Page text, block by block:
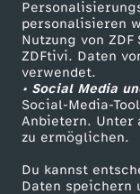
personalisieren
Nutzung von
ZDFtivi. Daten
verwendet.
• Social Media
Social-Media-
Anbietern. Unter
zu ermöglichen.
Du kannst
Daten speichern
o
t
z
S
ZDF Unternehmen
Karriere
ZDF goes Schule